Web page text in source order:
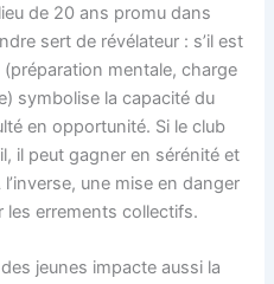
de 20 ans promu dans
sert de révélateur : s’il est
mentale, charge
symbolise la capacité du
en opportunité. Si le club
il peut gagner en sérénité et
une mise en danger
les errements collectifs.
jeunes impacte aussi la